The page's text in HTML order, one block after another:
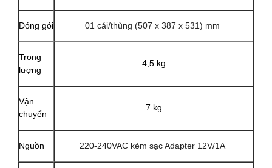
Đóng gói 01 cái/thùng (507 x 387 x 531) mm
Trọng
lượng
4,5 kg
Vận
chuyển
7 kg
Nguồn 220-240VAC kèm sạc Adapter 12V/1A